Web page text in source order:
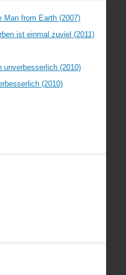
Man from Earth (2007)
ist einmal zuviel (2011)
unverbesserlich (2010)
(2010)